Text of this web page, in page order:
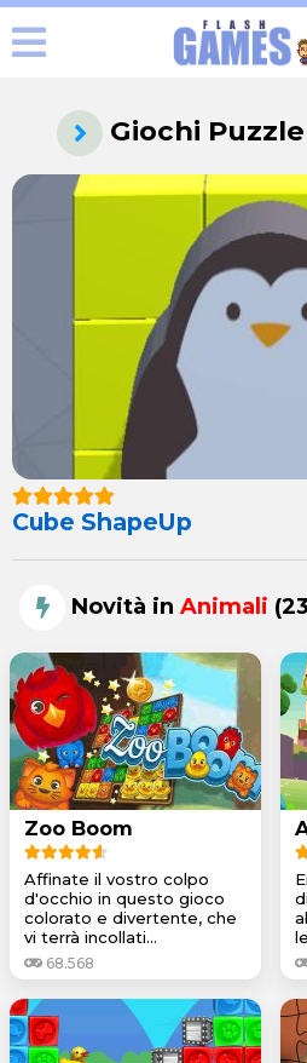
Giochi
Cube ShapeUp
Novità in Animali
Zoo Boom
Affinate il vostro colpo
d'occhio in questo gioco
colorato e divertente, che
vi terrà incollati...
68.568